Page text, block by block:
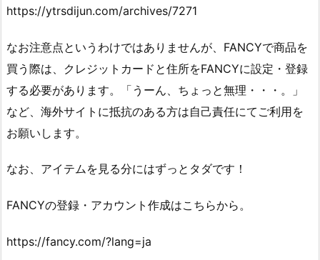
https://ytrsdijun.com/archives/7271
なお注意点というわけではありませんが、FANCYで商品を
買う際は、クレジットカードと住所をFANCYに設定・登録
する必要があります。「うーん、ちょっと無理・・・。」
など、海外サイトに抵抗のある方は自己責任にてご利用を
お願いします。
なお、アイテムを見る分にはずっとタダです！
FANCYの登録・アカウント作成はこちらから。
https://fancy.com/?lang=ja